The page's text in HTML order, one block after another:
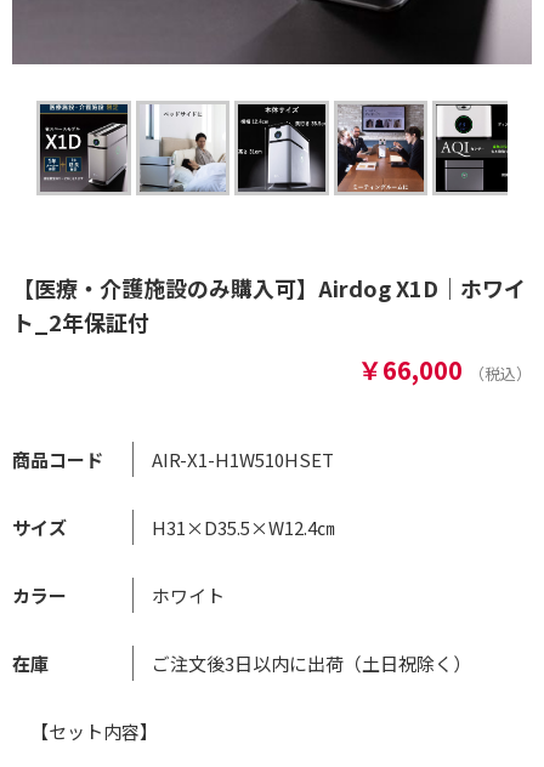
【医療・介護施設のみ購入可】Airdog X1D｜ホワイ
ト_2年保証付
￥66,000
商品コード AIR-X1-H1W510HSET
サイズ H31×D35.5×W12.4㎝
カラー ホワイト
在庫 ご注文後3日以内に出荷（土日祝除く）
【セット内容】